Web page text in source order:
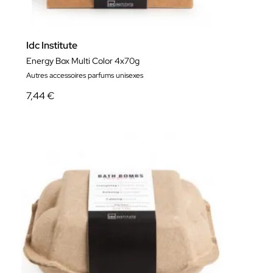
Idc Institute
Energy Box Multi Color 4x70g
Autres accessoires parfums unisexes
7,44 €